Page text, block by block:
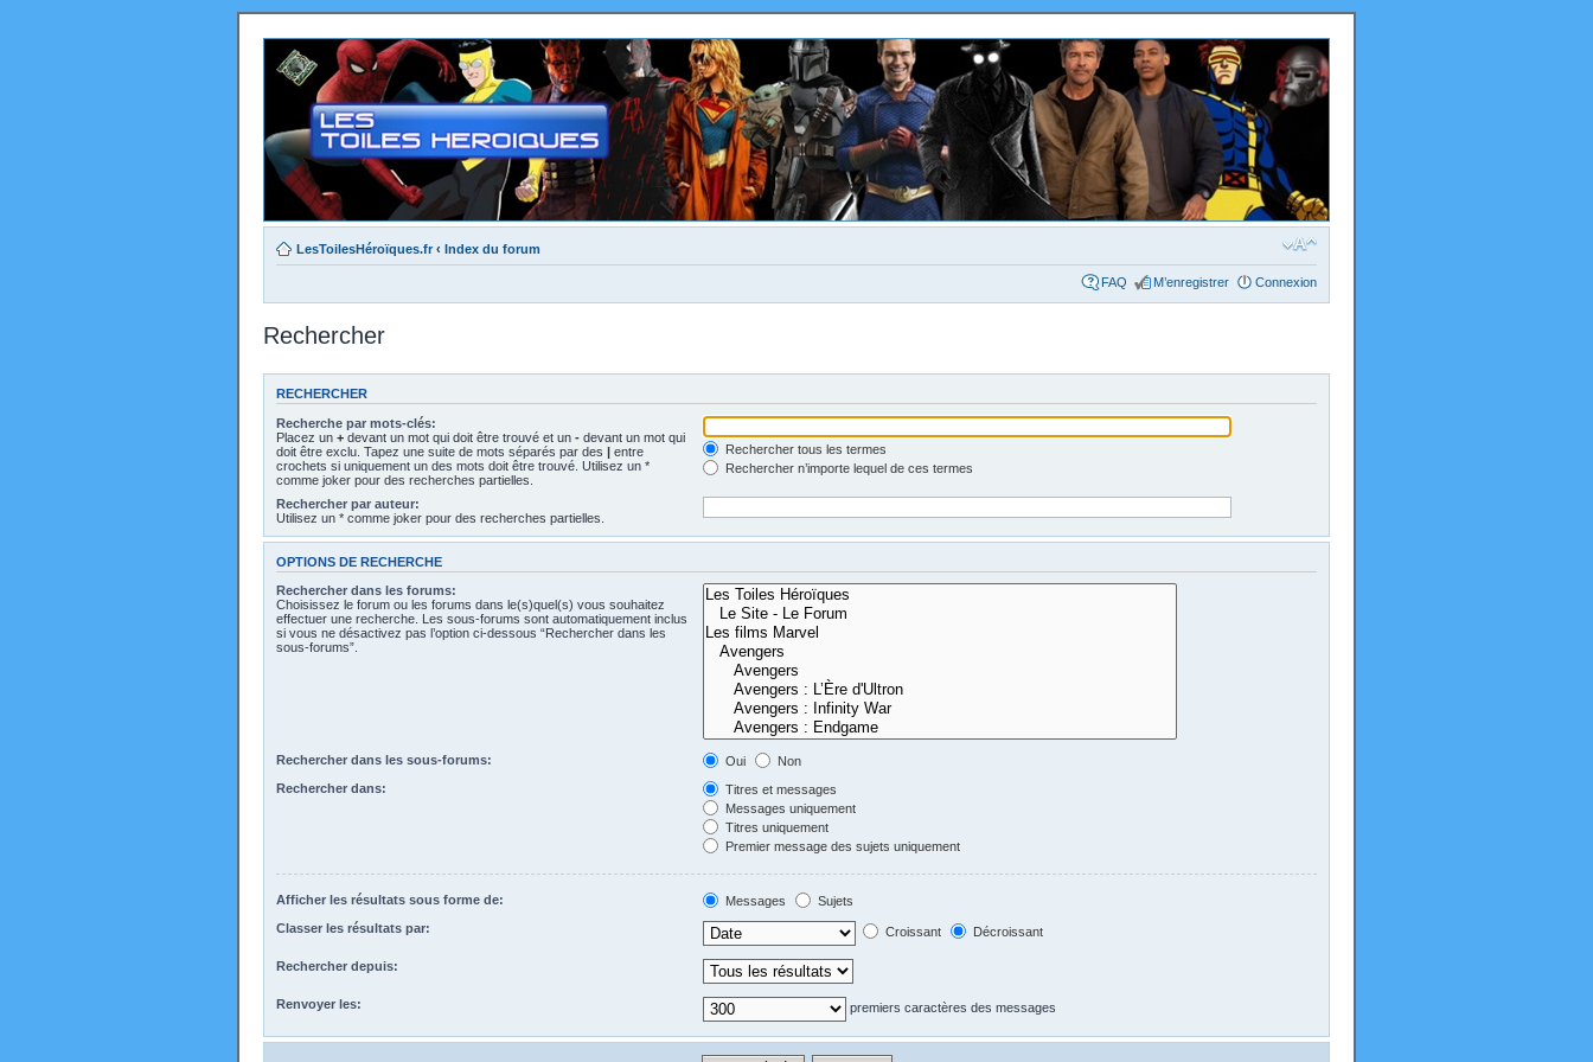
LesToilesHéroïques.fr ‹ Index du forum
FAQ M’enregistrer Connexion
Rechercher
RECHERCHER
Recherche par mots-clés:
Placez un + devant un mot qui doit être trouvé et un - devant un mot qui
doit être exclu. Tapez une suite de mots séparés par des | entre
crochets si uniquement un des mots doit être trouvé. Utilisez un *
comme joker pour des recherches partielles.
Rechercher tous les termes
Rechercher n’importe lequel de ces termes
Rechercher par auteur:
Utilisez un * comme joker pour des recherches partielles.
OPTIONS DE RECHERCHE
Rechercher dans les forums:
Choisissez le forum ou les forums dans le(s)quel(s) vous souhaitez
effectuer une recherche. Les sous-forums sont automatiquement inclus
si vous ne désactivez pas l’option ci-dessous “Rechercher dans les
sous-forums”.
Rechercher dans les sous-forums: Oui
Non
Rechercher dans:
Titres et messages
Messages uniquement
Titres uniquement
Premier message des sujets uniquement
Afficher les résultats sous forme de: Messages
Sujets
Classer les résultats par:
Croissant Décroissant
Rechercher depuis:
Renvoyer les: premiers caractères des messages